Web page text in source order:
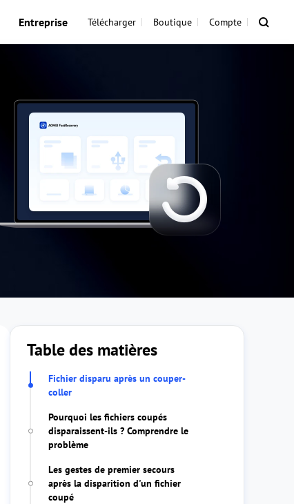
Entreprise Télécharger Boutique Compte
Table des matières
Fichier disparu après un couper-
coller
Pourquoi les fichiers coupés
disparaissent-ils ? Comprendre le
problème
Les gestes de premier secours
après la disparition d'un fichier
coupé